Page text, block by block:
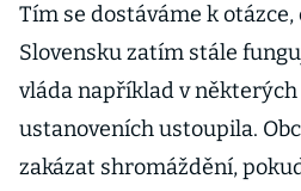
Tím se dostáváme k otázce,
Slovensku zatím stále
vláda například v
ustanoveních ustoupila.
zakázat shromáždění,